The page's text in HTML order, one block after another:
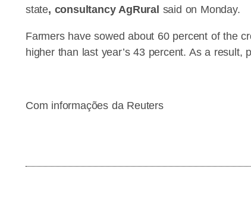
state, consultancy AgRural said on Monday.
Farmers have sowed about 60 percent of the
higher than last year’s 43 percent. As a
Com informações da Reuters